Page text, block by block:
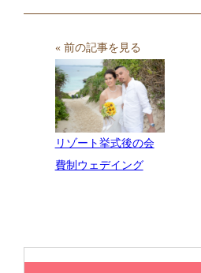
« 前の記事を見る
リゾート挙式後の会
費制ウェデイング